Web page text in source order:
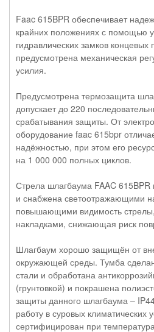
Faac 615BPR обеспечивает
крайних положениях с помощью
гидравлических замков
предусмотрена механическая
усилия.
Предусмотрена термозащита
допускает до 220
срабатывания защиты. От
оборудование faac 615bpr
надёжностью, при этом его
на 1 000 000 полных циклов.
Стрела шлагбаума FAAC
и снабжена светоотражающими
повышающими видимость
накладками, снижающая риск
Шлагбаум хорошо защищён от
окружающей среды. Тумба
стали и обработана
(грунтовкой) и покрашена
защиты данного шлагбаума –
работу в суровых климатических
сертифицирован при